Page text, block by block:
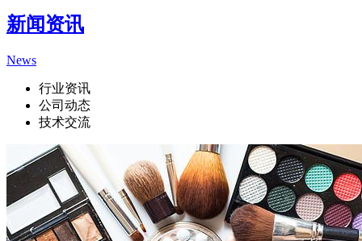
新闻资讯
News
行业资讯
公司动态
技术交流